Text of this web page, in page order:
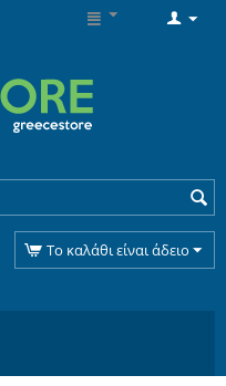
Το καλάθι είναι άδειο